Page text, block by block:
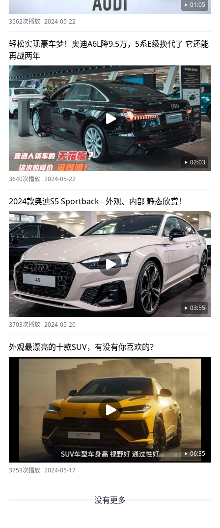
01:05
3562次播放 2024-05-22
02:03
轻松实现豪车梦！奥迪A6L降9.5万，5系E级换代了 它还能
再战两年
3640次播放 2024-05-22
03:55
2024款奥迪S5 Sportback - 外观、内部 静态欣赏！
3703次播放 2024-05-20
06:35
外观最漂亮的十款SUV，有没有你喜欢的？
3753次播放 2024-05-17
没有更多